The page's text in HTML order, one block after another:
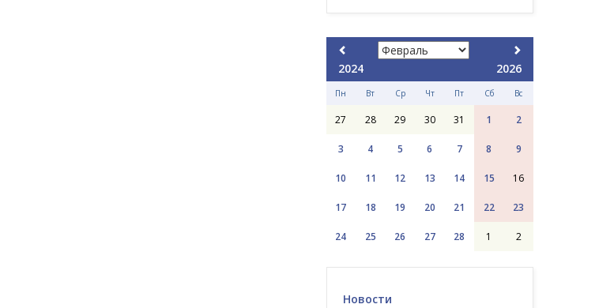
2024 2026
Пн Вт Ср Чт Пт Сб Вс
27 28 29 30 31 1 2
3 4 5 6 7 8 9
10 11 12 13 14 15 16
17 18 19 20 21 22 23
24 25 26 27 28 1 2
Новости